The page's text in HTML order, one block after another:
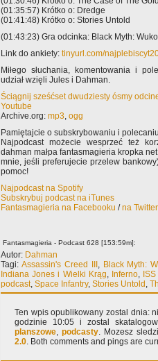
(01:35:57) Krótko o: Dredge
(01:41:48) Krótko o: Stories Untold
(01:43:23) Gra odcinka: Black Myth:
Link do ankiety: tinyurl.com/
Miłego słuchania, komentowania i
udział wzięli Jules i Dahman.
Ściągnij sześćset dwudziesty ósmy
Youtube
Archive.org: mp3, ogg
Pamiętajcie o subskrybowaniu i
Najpodcast możecie wesprzeć też
dahman małpa fantasmagieria kropka
mnie, jeśli preferujecie przelew
pomoc!
Najpodcast na Spotify
Subskrybuj podcast na iTunes
Fantasmagieria na Facebooku /na
Fantasmagieria - Podcast 628 [153:59m]:
Autor: Dahman
Tagi: Assassin's Creed III , Black Myth:
Indiana Jones i Wielki Krąg, Inferno,
podcast, Space Infantry, Stories Untold ,
Ten wpis opublikowany zostal dnia:
godzinie 10:05 i zostal
planszowe, podcasty. Mozesz
2.0. Both comments and pings are